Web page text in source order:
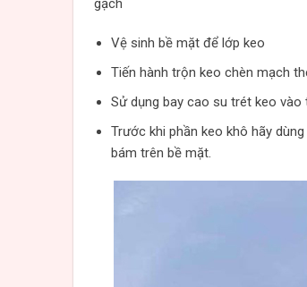
gạch
Vệ sinh bề mặt để lớp keo
Tiến hành trộn keo chèn mạch
Sử dụng bay cao su trét keo
Trước khi phần keo khô hãy
bám trên bề mặt.